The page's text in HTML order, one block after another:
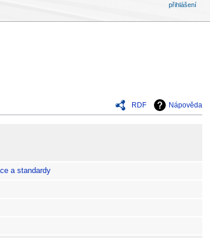
RDF
Nápověda
a standardy
přihlášení